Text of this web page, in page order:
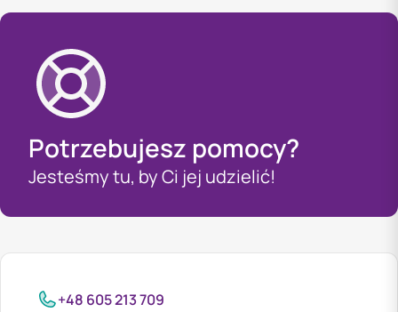
Potrzebujesz pomocy?
Jesteśmy tu, by Ci jej udzielić!
+48 605 213 709